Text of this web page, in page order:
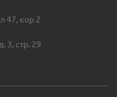
47, кор 2
3, стр. 29